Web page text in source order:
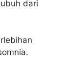
dari